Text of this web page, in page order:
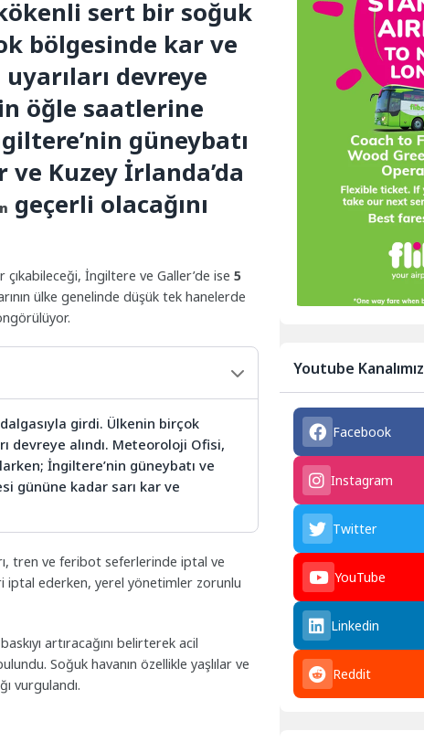
sert bir soğuk
bölgesinde kar ve
devreye
öğle saatlerine
güneybatı
ve Kuzey İrlanda’da
geçerli olacağını
çıkabileceği, İngiltere ve Galler’de ise5
ülke genelinde düşük tek hanelerde
girdi. Ülkenin birçok
devreye alındı. Meteoroloji Ofisi,
İngiltere’nin güneybatı ve
gününe kadar sarı kar ve
tren ve feribot seferlerinde iptal ve
iptal ederken, yerel yönetimler zorunlu
artıracağını belirterek acil
Soğuk havanın özellikle yaşlılar ve
vurgulandı.
Youtube Kanalımız
Facebook
Instagram
Twitter
YouTube
Linkedin
Reddit